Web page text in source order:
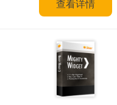
查看详情